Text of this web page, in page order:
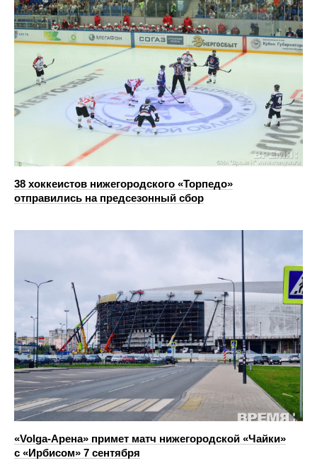
38 хоккеистов нижегородского «Торпедо»
отправились на предсезонный сбор
«Volga-Арена» примет матч нижегородской «Чайки»
с «Ирбисом» 7 сентября